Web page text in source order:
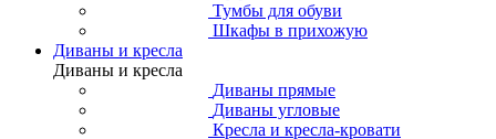
Тумбы для обуви
Шкафы в прихожую
Диваны и кресла
Диваны и кресла
Диваны прямые
Диваны угловые
Кресла и кресла-кровати